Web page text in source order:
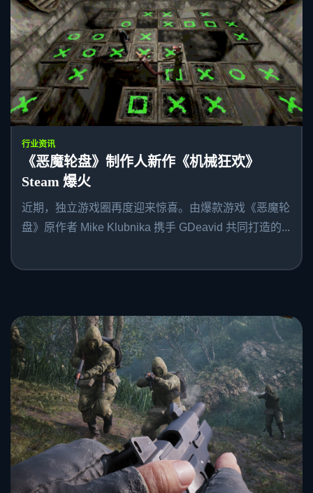
行业资讯
《恶魔轮盘》制作人新作《机械狂欢》
Steam 爆火
近期，独立游戏圈再度迎来惊喜。由爆款游戏《恶魔轮
盘》原作者 Mike Klubnika 携手 GDeavid 共同打造的...